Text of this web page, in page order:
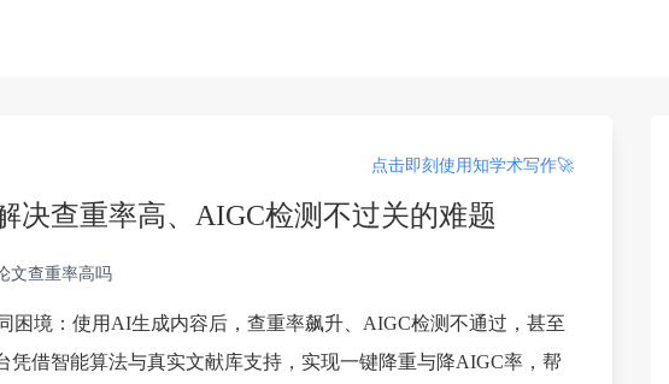
点击即刻使用知学术写作🚀
决查重率高、AIGC检测不过关的难题
文查重率高吗
困境：使用AI生成内容后，查重率飙升、AIGC检测不通过，甚至
借智能算法与真实文献库支持，实现一键降重与降AIGC率，帮